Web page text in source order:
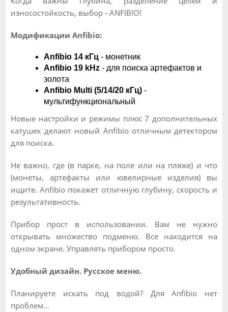
износостойкость, выбор - ANFIBIO!
Модификации Anfibio:
Anfibio 14 кГц - монетник
Anfibio 19 kHz - для поиска артефактов и
золота
Anfibio Multi (5/14/20 кГц) -
мультифункциональный
Новые настройки и режимы плюс 7 дополнительных
катушек делают новый Anfibio отличным детектором
для поиска.
Не важно, где (в парке, на поле или на пляже) и что
(монеты, артефакты или ювелирные изделия) вы
ищите. Anfibio покажет отличную глубину, скорость и
результативность.
Прибор прост в использовании. Вам не нужно
открывать множество подменю. Все находится на
одном экране. Управлять прибором просто.
Удобный дизайн. Русское меню.
Планируете искать под водой? Для Anfibio нет
проблем...